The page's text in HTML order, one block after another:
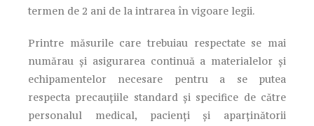
termen de 2 ani de la intrarea în vigoare legii.
Printre măsurile care trebuiau respectate se mai
numărau și asigurarea continuă a materialelor și
echipamentelor necesare pentru a se putea
respecta precauțiile standard și specifice de către
personalul medical, pacienți și aparținătorii